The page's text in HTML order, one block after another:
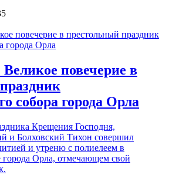
повечерие в
собора города Орла
Крещения Господня,
и Болховский Тихон совершил
и утреню с полиелеем в
города Орла, отмечающем свой